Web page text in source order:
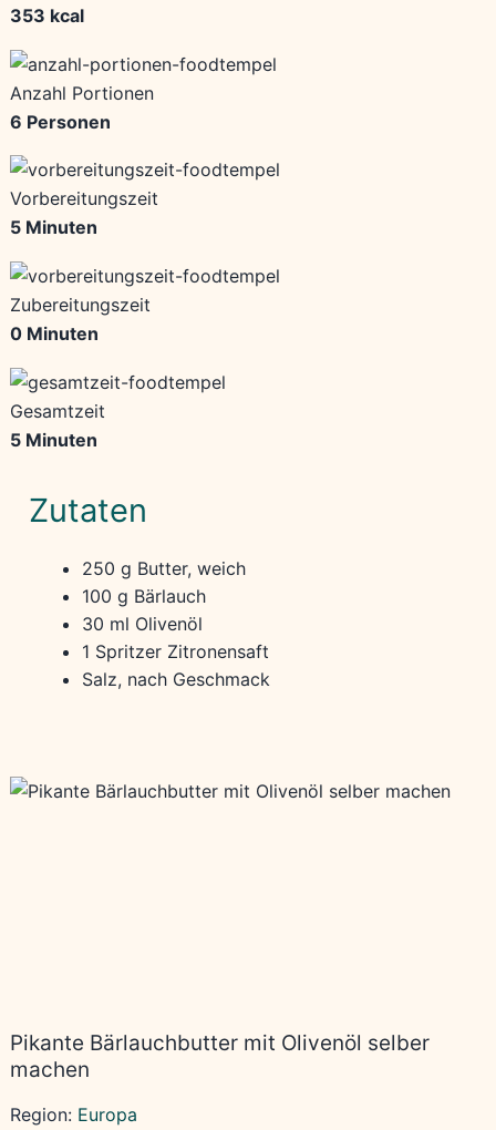
353 kcal
Anzahl Portionen
6 Personen
Vorbereitungszeit
5 Minuten
Zubereitungszeit
0 Minuten
Gesamtzeit
5 Minuten
Zutaten
250 g Butter, weich
100 g Bärlauch
30 ml Olivenöl
1 Spritzer Zitronensaft
Salz, nach Geschmack
Pikante Bärlauchbutter mit Olivenöl selber
machen
Region: Europa